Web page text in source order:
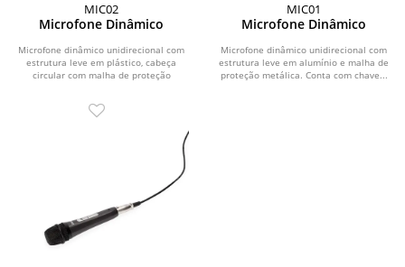
MIC02
Microfone Dinâmico
Microfone dinâmico unidirecional com
estrutura leve em plástico, cabeça
circular com malha de proteção
MIC01
Microfone Dinâmico
Microfone dinâmico unidirecional com
estrutura leve em alumínio e malha de
proteção metálica. Conta com chave...